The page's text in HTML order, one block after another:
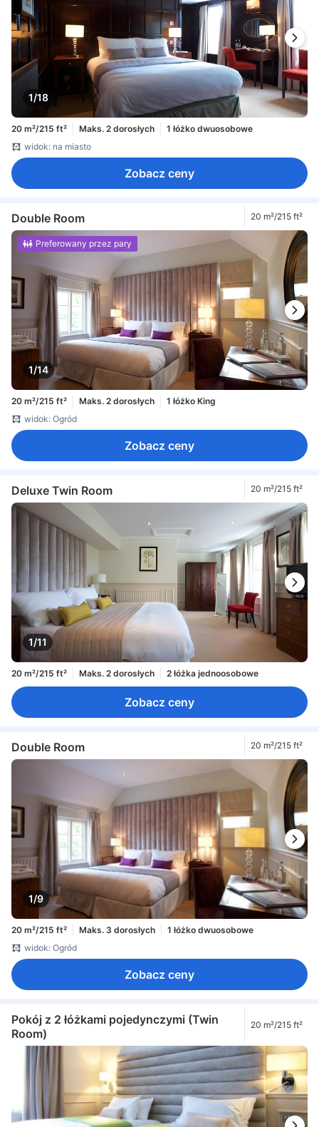
1/18
20 m²/215 ft² Maks. 2 dorosłych
1 łóżko dwuosobowe
widok: na miasto
Zobacz ceny
Double Room 20 m²/215 ft²
1/14
Preferowany przez pary
20 m²/215 ft² Maks. 2 dorosłych
1 łóżko King
widok: Ogród
Zobacz ceny
Deluxe Twin Room 20 m²/215 ft²
1/11
20 m²/215 ft² Maks. 2 dorosłych 2 łóżka jednoosobowe
Zobacz ceny
Double Room 20 m²/215 ft²
1/9
20 m²/215 ft² Maks. 3 dorosłych
1 łóżko dwuosobowe
widok: Ogród
Zobacz ceny
Pokój z 2 łóżkami pojedynczymi (Twin
Room)
20 m²/215 ft²